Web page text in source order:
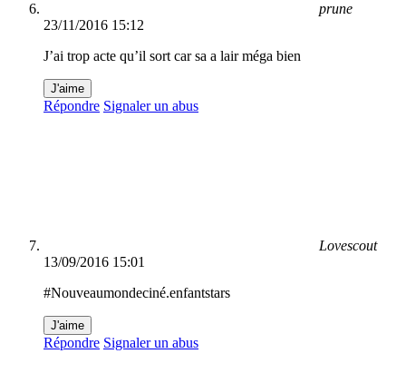
prune
23/11/2016 15:12
J’ai trop acte qu’il sort car sa a lair méga bien
J'aime
Répondre Signaler un abus
Lovescout
13/09/2016 15:01
#Nouveaumondeciné.enfantstars
J'aime
Répondre Signaler un abus